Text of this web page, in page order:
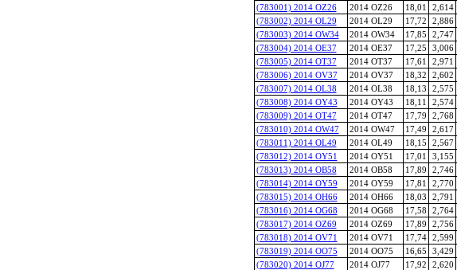
(783001) 2014 OZ26
2014 OZ26 18,01 2,614
(783002) 2014 OL29
2014 OL29 17,72 2,886
(783003) 2014 OW34
2014 OW34 17,85 2,747
(783004) 2014 OE37
2014 OE37 17,25 3,006
(783005) 2014 OT37
2014 OT37 17,61 2,971
(783006) 2014 OV37
2014 OV37 18,32 2,602
(783007) 2014 OL38
2014 OL38 18,13 2,575
(783008) 2014 OY43
2014 OY43 18,11 2,574
(783009) 2014 OT47
2014 OT47 17,79 2,768
(783010) 2014 OW47
2014 OW47 17,49 2,617
(783011) 2014 OL49
2014 OL49 18,15 2,567
(783012) 2014 OY51
2014 OY51 17,01 3,155
(783013) 2014 OB58
2014 OB58 17,89 2,746
(783014) 2014 OY59
2014 OY59 17,81 2,770
(783015) 2014 OH66
2014 OH66 18,03 2,791
(783016) 2014 OG68
2014 OG68 17,58 2,764
(783017) 2014 OZ69
2014 OZ69 17,89 2,756
(783018) 2014 OV71
2014 OV71 17,74 2,599
(783019) 2014 OO75
2014 OO75 16,65 3,429
(783020) 2014 OJ77
2014 OJ77 17,92 2,620